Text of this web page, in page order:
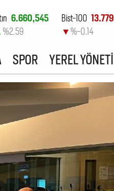
6.660,545
%2.59
Bist-100
▼ %-0.14
SPOR YEREL